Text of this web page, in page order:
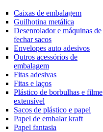
Caixas de embalagem
Guilhotina metálica
Desenrolador e máquinas de
fechar sacos
Envelopes auto adesivos
Outros acessórios de
embalagem
Fitas adesivas
Fitas e laços
Plástico de borbulhas e filme
extensível
Sacos de plástico e papel
Papel de embalar kraft
Papel fantasia